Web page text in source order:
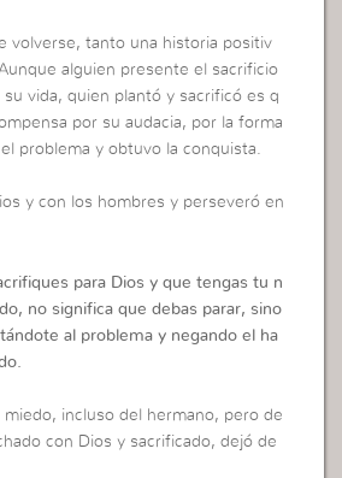
volverse, tanto una historia positiv
alguien presente el sacrificio
vida, quien plantó y sacrificó es q
por su audacia, por la forma
problema y obtuvo la conquista.
y con los hombres y perseveró en
para Dios y que tengas tu n
no significa que debas parar, sino
al problema y negando el ha
incluso del hermano, pero de
con Dios y sacrificado, dejó de